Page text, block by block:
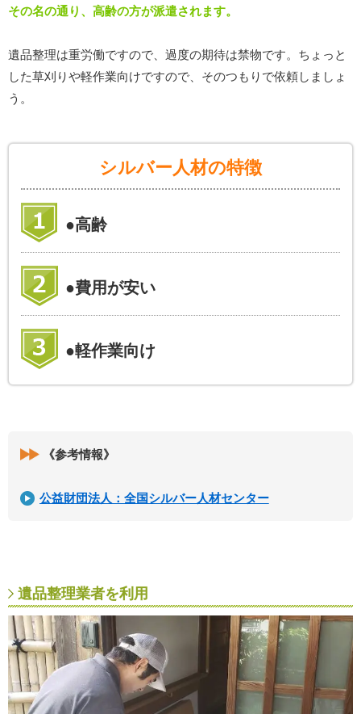
その名の通り、高齢の方が派遣されます。
遺品整理は重労働ですので、過度の期待は禁物です。ちょっと
した草刈りや軽作業向けですので、そのつもりで依頼しましょ
う。
シルバー人材の特徴
●高齢
●費用が安い
●軽作業向け
《参考情報》
公益財団法人：全国シルバー人材センター
遺品整理業者を利用